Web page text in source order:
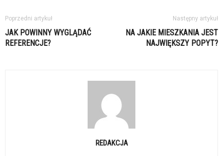
Poprzedni artykuł
JAK POWINNY WYGLĄDAĆ
REFERENCJE?
Następny artykuł
NA JAKIE MIESZKANIA JEST
NAJWIĘKSZY POPYT?
REDAKCJA